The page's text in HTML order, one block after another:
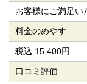
お客様にご満足い
料金のめやす
税込 15,400円
口コミ評価